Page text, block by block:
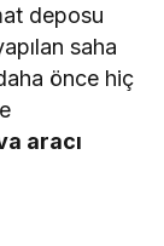
deposu
saha
önce hiç
aracı